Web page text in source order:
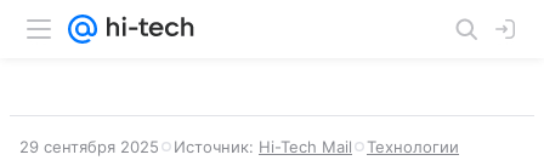
29 сентября 2025 Источник: Hi-Tech Mail Технологии